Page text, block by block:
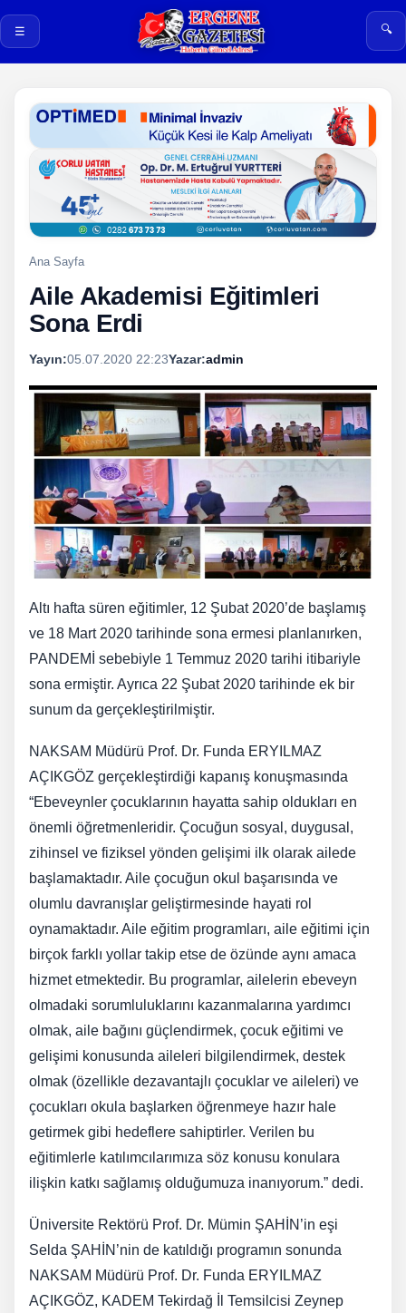
☰ 🔍
Ana Sayfa
Aile Akademisi Eğitimleri
Sona Erdi
Yayın:05.07.2020 22:23Yazar:admin
Altı hafta süren eğitimler, 12 Şubat 2020’de başlamış
ve 18 Mart 2020 tarihinde sona ermesi planlanırken,
PANDEMİ sebebiyle 1 Temmuz 2020 tarihi itibariyle
sona ermiştir. Ayrıca 22 Şubat 2020 tarihinde ek bir
sunum da gerçekleştirilmiştir.
NAKSAM Müdürü Prof. Dr. Funda ERYILMAZ
AÇIKGÖZ gerçekleştirdiği kapanış konuşmasında
“Ebeveynler çocuklarının hayatta sahip oldukları en
önemli öğretmenleridir. Çocuğun sosyal, duygusal,
zihinsel ve fiziksel yönden gelişimi ilk olarak ailede
başlamaktadır. Aile çocuğun okul başarısında ve
olumlu davranışlar geliştirmesinde hayati rol
oynamaktadır. Aile eğitim programları, aile eğitimi için
birçok farklı yollar takip etse de özünde aynı amaca
hizmet etmektedir. Bu programlar, ailelerin ebeveyn
olmadaki sorumluluklarını kazanmalarına yardımcı
olmak, aile bağını güçlendirmek, çocuk eğitimi ve
gelişimi konusunda aileleri bilgilendirmek, destek
olmak (özellikle dezavantajlı çocuklar ve aileleri) ve
çocukları okula başlarken öğrenmeye hazır hale
getirmek gibi hedeflere sahiptirler. Verilen bu
eğitimlerle katılımcılarımıza söz konusu konulara
ilişkin katkı sağlamış olduğumuza inanıyorum.” dedi.
Üniversite Rektörü Prof. Dr. Mümin ŞAHİN’in eşi
Selda ŞAHİN’nin de katıldığı programın sonunda
NAKSAM Müdürü Prof. Dr. Funda ERYILMAZ
AÇIKGÖZ, KADEM Tekirdağ İl Temsilcisi Zeynep